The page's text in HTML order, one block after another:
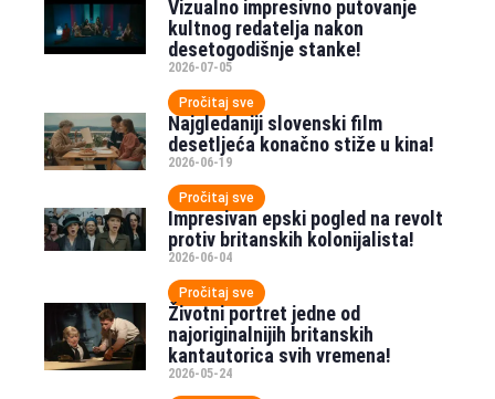
Vizualno impresivno putovanje
kultnog redatelja nakon
desetogodišnje stanke!
2026-07-05
Pročitaj sve
Najgledaniji slovenski film
desetljeća konačno stiže u kina!
2026-06-19
Pročitaj sve
Impresivan epski pogled na revolt
protiv britanskih kolonijalista!
2026-06-04
Pročitaj sve
Životni portret jedne od
najoriginalnijih britanskih
kantautorica svih vremena!
2026-05-24